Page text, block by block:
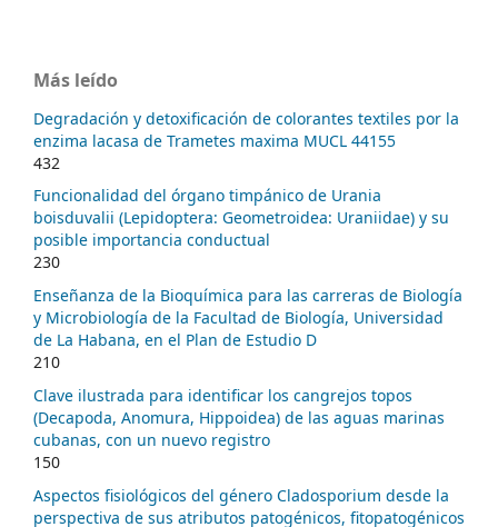
Más leído
Degradación y detoxificación de colorantes textiles por la
enzima lacasa de Trametes maxima MUCL 44155
432
Funcionalidad del órgano timpánico de Urania
boisduvalii (Lepidoptera: Geometroidea: Uraniidae) y su
posible importancia conductual
230
Enseñanza de la Bioquímica para las carreras de Biología
y Microbiología de la Facultad de Biología, Universidad
de La Habana, en el Plan de Estudio D
210
Clave ilustrada para identificar los cangrejos topos
(Decapoda, Anomura, Hippoidea) de las aguas marinas
cubanas, con un nuevo registro
150
Aspectos fisiológicos del género Cladosporium desde la
perspectiva de sus atributos patogénicos, fitopatogénicos